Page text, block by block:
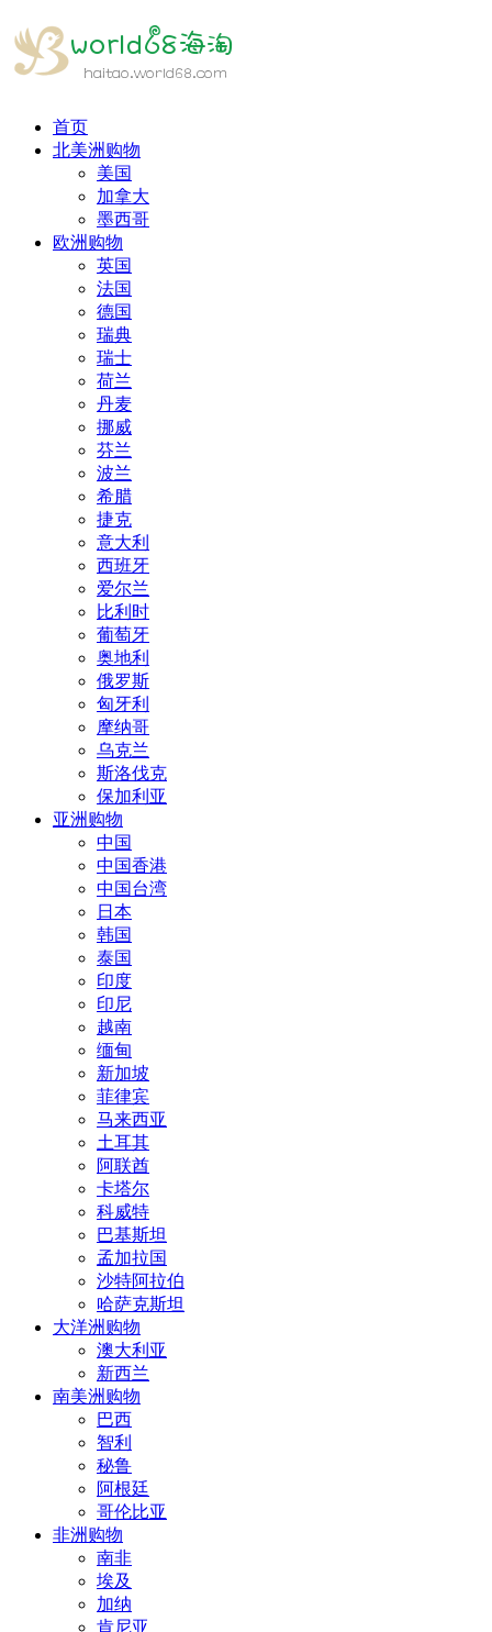
首页
北美洲购物
美国
加拿大
墨西哥
欧洲购物
英国
法国
德国
瑞典
瑞士
荷兰
丹麦
挪威
芬兰
波兰
希腊
捷克
意大利
西班牙
爱尔兰
比利时
葡萄牙
奥地利
俄罗斯
匈牙利
摩纳哥
乌克兰
斯洛伐克
保加利亚
亚洲购物
中国
中国香港
中国台湾
日本
韩国
泰国
印度
印尼
越南
缅甸
新加坡
菲律宾
马来西亚
土耳其
阿联酋
卡塔尔
科威特
巴基斯坦
孟加拉国
沙特阿拉伯
哈萨克斯坦
大洋洲购物
澳大利亚
新西兰
南美洲购物
巴西
智利
秘鲁
阿根廷
哥伦比亚
非洲购物
南非
埃及
加纳
肯尼亚